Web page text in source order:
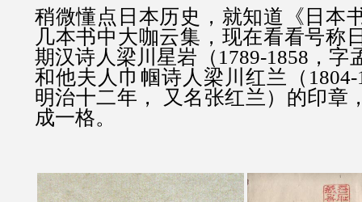
稍微懂点日本历史，就知道《日本
几本书中大咖云集，现在看看号称
期汉诗人梁川星岩（1789-1858，字
和他夫人巾帼诗人梁川红兰（
明治十二年， 又名张红兰）的印章
成一格。